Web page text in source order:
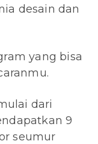
desain dan
yang bisa
dari
9
seumur